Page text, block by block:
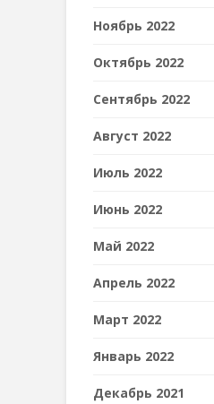
Ноябрь 2022
Октябрь 2022
Сентябрь 2022
Август 2022
Июль 2022
Июнь 2022
Май 2022
Апрель 2022
Март 2022
Январь 2022
Декабрь 2021